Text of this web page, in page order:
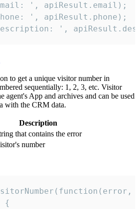
', apiResult.email);
', apiResult.phone);
',
to get a unique visitor number in
sequentially: 1, 2, 3, etc. Visitor
agent's App and archives and can be used
with the CRM data.
Description
that contains the error
number
{